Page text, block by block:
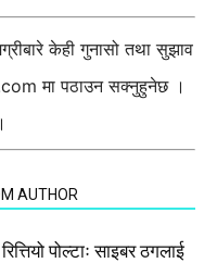
केही गुनासो तथा सुझाव
मा पठाउन सक्नुहुनेछ ।
AUTHOR
पोल्टाः साइबर ठगलाई